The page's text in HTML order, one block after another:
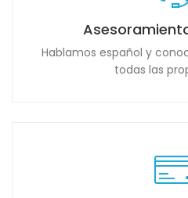
Hablamos español y
todas las